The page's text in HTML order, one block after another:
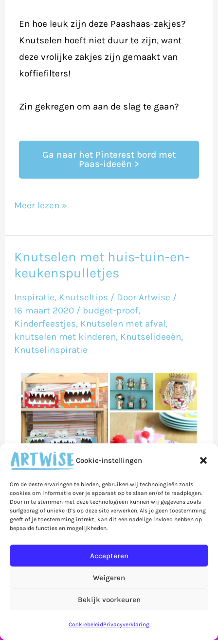
Cookie-instellingen
Om de beste ervaringen te bieden, gebruiken wij technologieën zoals
cookies om informatie over je apparaat op te slaan en/of te raadplegen.
Door in te stemmen met deze technologieën kunnen wij gegevens zoals
surfgedrag of unieke ID's op deze site verwerken. Als je geen toestemming
geeft of je toestemming intrekt, kan dit een nadelige invloed hebben op
bepaalde functies en mogelijkheden.
Accepteren
Weigeren
Bekijk voorkeuren
CookiebeleidPrivacyverklaring
Let op! Bestellingen in de webshop worden pas
vanaf 7 september verzonden!
En hoe leuk zijn deze Paashaas-zakjes?
Knutselen hoeft niet duur te zijn, want
deze vrolijke zakjes zijn gemaakt van
koffiefilters!
Zin gekregen om aan de slag te gaan?
Ga naar het Pinterest bord met
Paas-ideeën >
Meer lezen »
Knutselen met huis-tuin-en-
keukenspulletjes
Inspiratie, Knutseltips / DoorArtwise /
16 maart 2020 / budget-proof,
Kinderfeestjes, Knutselen met afval,
knutselen met kinderen, Knutselideeën,
Knutselinspiratie
Knutselen met huis-tuin-en-
keukenspulletjes
Op ons Pinterest-bord ‘knutselen met
huis-tuin-en-keukenspulletjes’ hebben
die kunnen worden gemaakt met lege
blikken, wc-rolletjes, karton of sponsjes…
Knutselen
met
tuin-
en-
keukenspulletjes